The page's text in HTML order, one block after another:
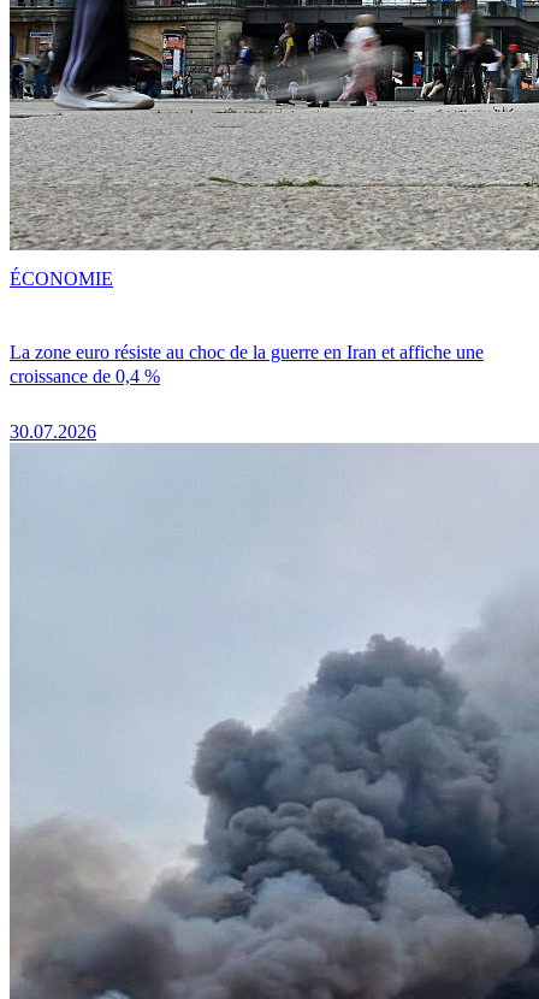
La zone euro résiste au choc de la guerre en Iran et affiche une
croissance de 0,4 %
30.07.2026
ÉCONOMIE